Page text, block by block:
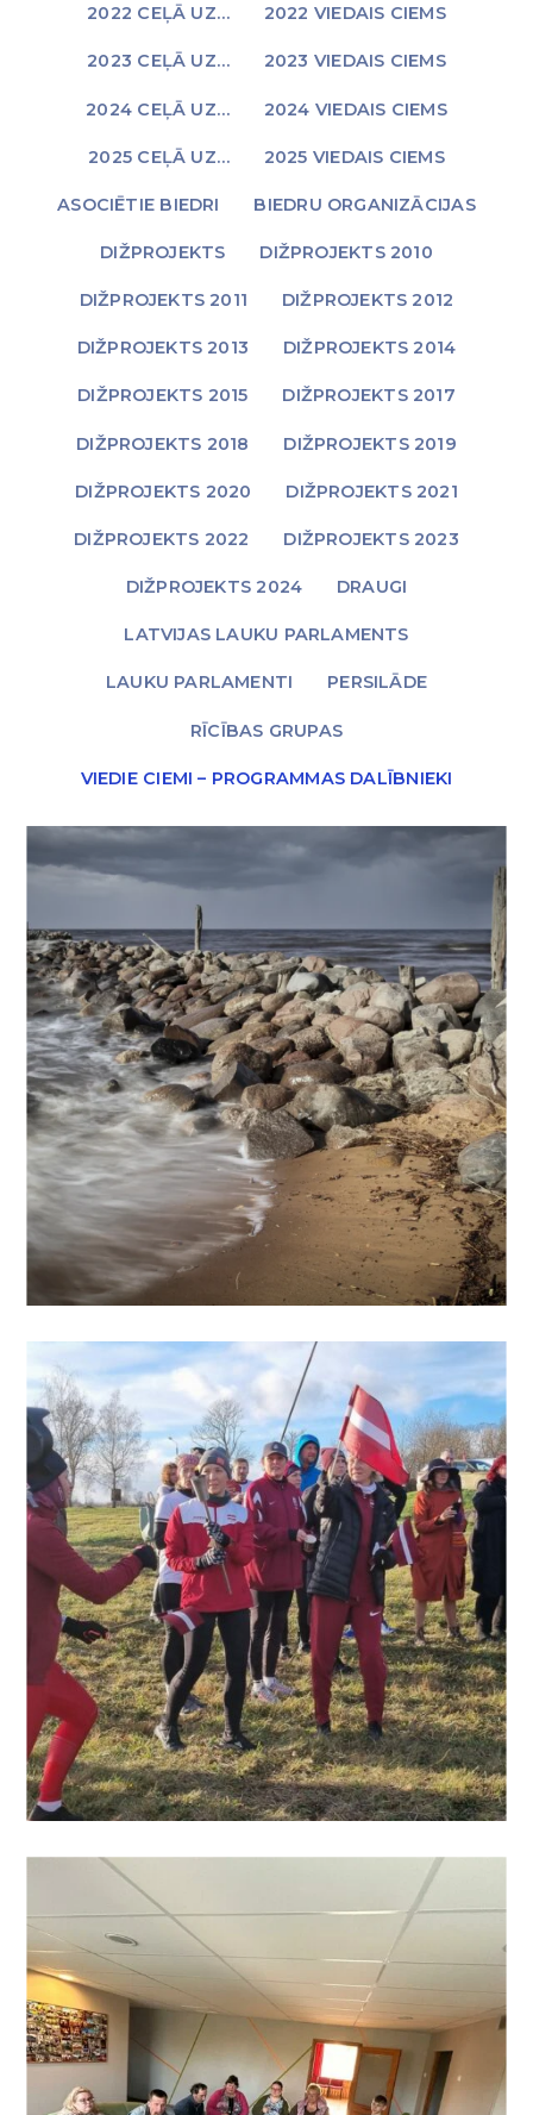
2022 CEĻĀ UZ… 2022 VIEDAIS CIEMS
2023 CEĻĀ UZ… 2023 VIEDAIS CIEMS
2024 CEĻĀ UZ… 2024 VIEDAIS CIEMS
2025 CEĻĀ UZ… 2025 VIEDAIS CIEMS
ASOCIĒTIE BIEDRI BIEDRU ORGANIZĀCIJAS
DIŽPROJEKTS DIŽPROJEKTS 2010
DIŽPROJEKTS 2011 DIŽPROJEKTS 2012
DIŽPROJEKTS 2013 DIŽPROJEKTS 2014
DIŽPROJEKTS 2015 DIŽPROJEKTS 2017
DIŽPROJEKTS 2018 DIŽPROJEKTS 2019
DIŽPROJEKTS 2020 DIŽPROJEKTS 2021
DIŽPROJEKTS 2022 DIŽPROJEKTS 2023
DIŽPROJEKTS 2024 DRAUGI
LATVIJAS LAUKU PARLAMENTS
LAUKU PARLAMENTI PERSILĀDE
RĪCĪBAS GRUPAS
VIEDIE CIEMI – PROGRAMMAS DALĪBNIEKI